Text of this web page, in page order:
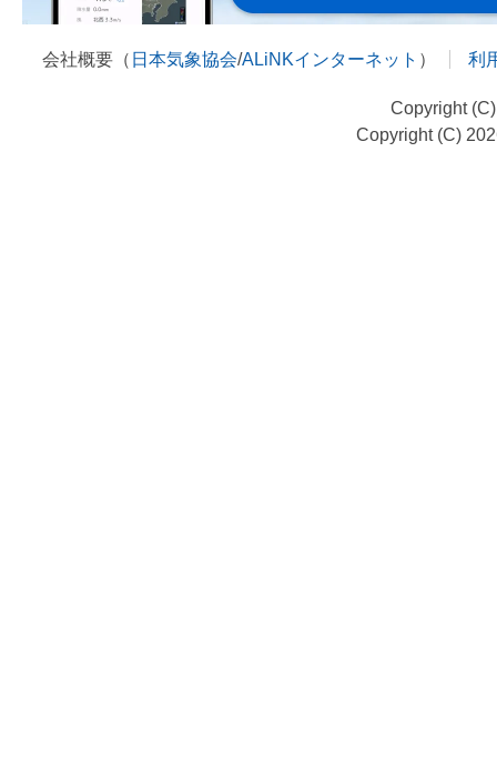
会社概要（ 日本気象協会/ALiNKインターネット ） 利
Copyright
Copyright (C)